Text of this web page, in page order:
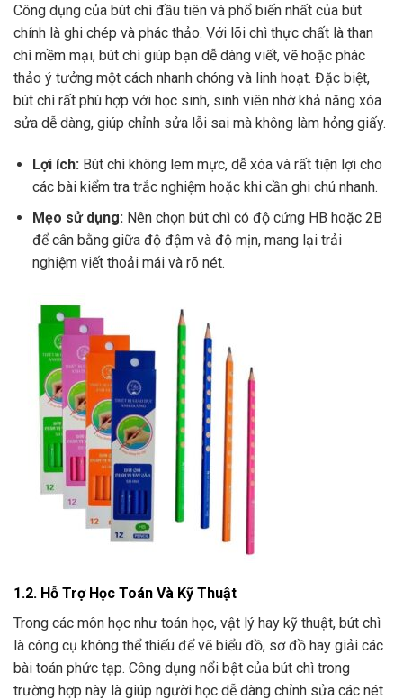
Công dụng của bút chì đầu tiên và phổ biến nhất của bút
chính là ghi chép và phác thảo. Với lõi chì thực chất là than
chì mềm mại, bút chì giúp bạn dễ dàng viết, vẽ hoặc phác
thảo ý tưởng một cách nhanh chóng và linh hoạt. Đặc biệt,
bút chì rất phù hợp với học sinh, sinh viên nhờ khả năng xóa
sửa dễ dàng, giúp chỉnh sửa lỗi sai mà không làm hỏng giấy.
Lợi ích: Bút chì không lem mực, dễ xóa và rất tiện lợi cho
các bài kiểm tra trắc nghiệm hoặc khi cần ghi chú nhanh.
Mẹo sử dụng:Nên chọn bút chì có độ cứng HB hoặc 2B
để cân bằng giữa độ đậm và độ mịn, mang lại trải
nghiệm viết thoải mái và rõ nét.
1.2. Hỗ Trợ Học Toán Và Kỹ Thuật
Trong các môn học như toán học, vật lý hay kỹ thuật, bút chì
là công cụ không thể thiếu để vẽ biểu đồ, sơ đồ hay giải các
bài toán phức tạp. Công dụng nổi bật của bút chì trong
trường hợp này là giúp người học dễ dàng chỉnh sửa các nét